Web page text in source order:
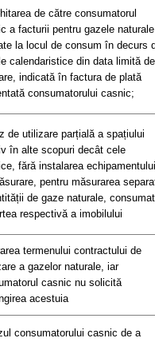
de către consumatorul
a facturii pentru gazele naturale
la locul de consum în decurs
calendaristice din data limită de
indicată în factura de plată
consumatorului casnic;
de utilizare parțială a spațiului
în alte scopuri decât cele
fără instalarea echipamentului
pentru măsurarea
de gaze naturale,
respectivă a imobilului
termenului contractului de
a gazelor naturale, iar
casnic nu solicită
acestuia
consumatorului casnic de a